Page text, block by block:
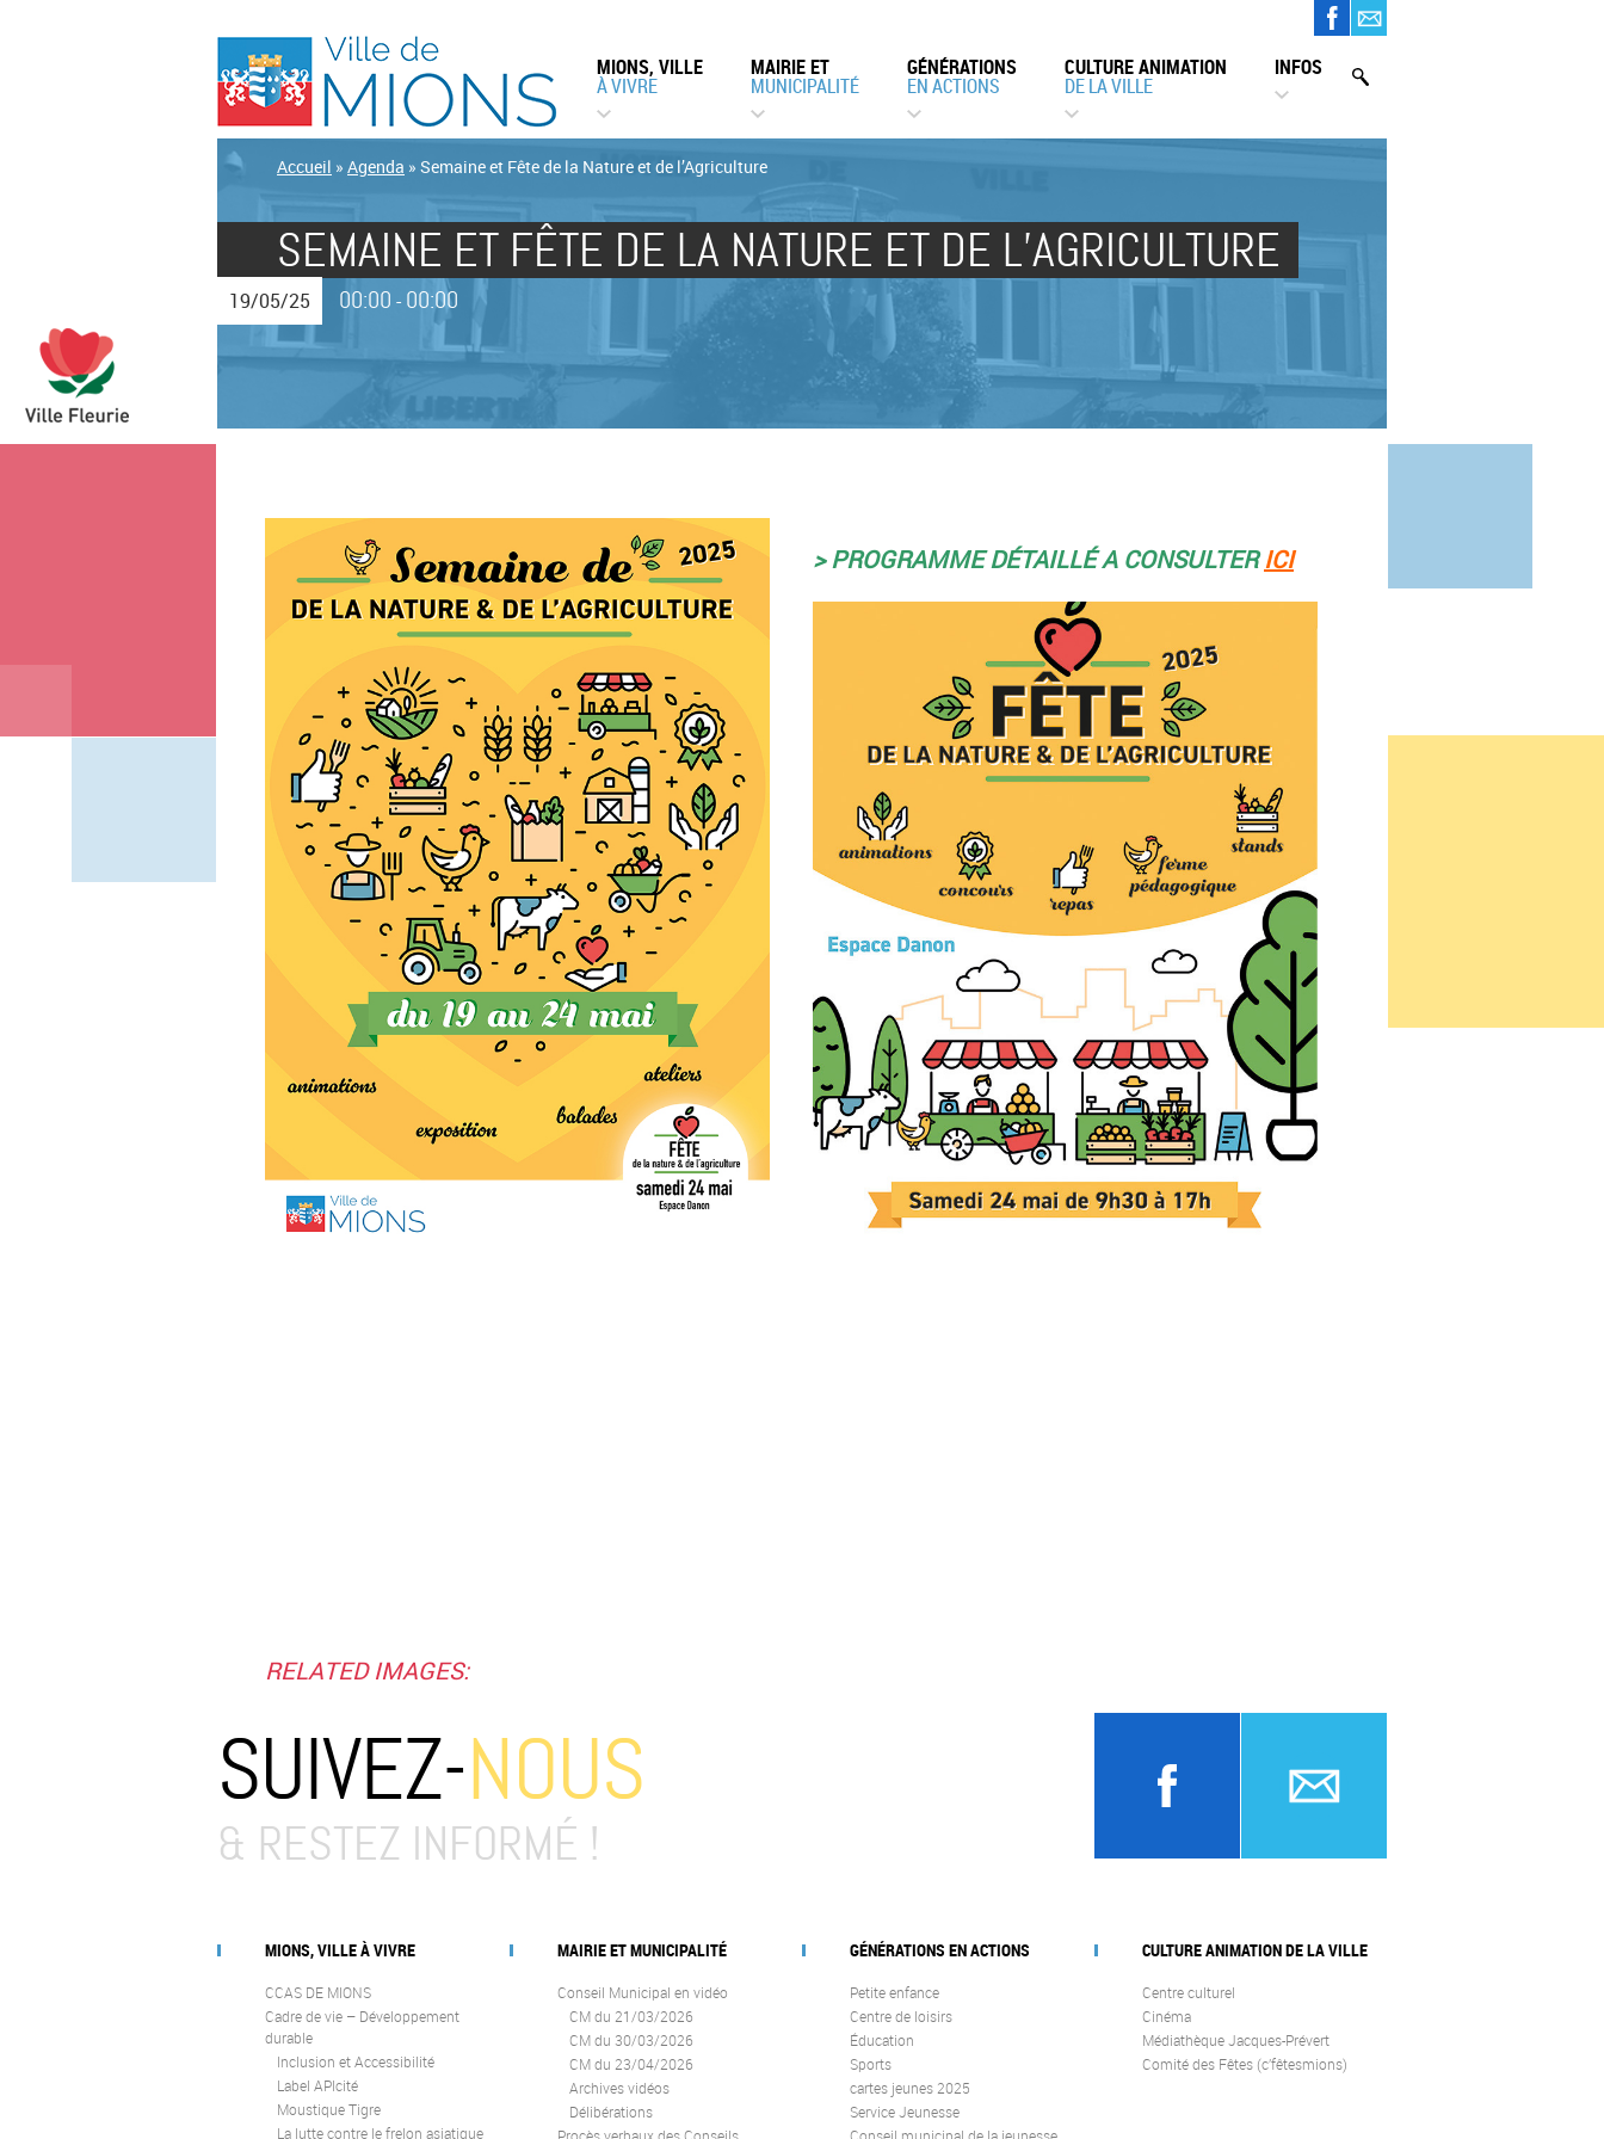
MIONS, VILLE
À VIVRE
MAIRIE ET
MUNICIPALITÉ
GÉNÉRATIONS
EN ACTIONS
CULTURE ANIMATION
DE LA VILLE
INFOS
Accueil » Agenda » Semaine et Fête de la Nature et de l’Agriculture
SEMAINE ET FÊTE DE LA NATURE ET DE L’AGRICULTURE
19/05/25 00:00 - 00:00
> PROGRAMME DÉTAILLÉ A CONSULTERICI
RELATED IMAGES:
SUIVEZ-NOUS
& RESTEZ INFORMÉ !
MIONS, VILLE À VIVRE
CCAS DE MIONS
Cadre de vie – Développement
durable
Inclusion et Accessibilité
Label APIcité
Moustique Tigre
La lutte contre le frelon asiatique
MAIRIE ET MUNICIPALITÉ
Conseil Municipal en vidéo
CM du 21/03/2026
CM du 30/03/2026
CM du 23/04/2026
Archives vidéos
Délibérations
Procès verbaux des Conseils
GÉNÉRATIONS EN ACTIONS
Petite enfance
Centre de loisirs
Éducation
Sports
cartes jeunes 2025
Service Jeunesse
Conseil municipal de la jeunesse
CULTURE ANIMATION DE LA VILLE
Centre culturel
Cinéma
Médiathèque Jacques-Prévert
Comité des Fêtes (c’fêtesmions)